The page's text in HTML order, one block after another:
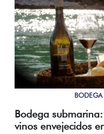
Bodega
vinos envejecidos